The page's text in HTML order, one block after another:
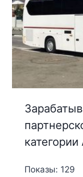
Показы: 129